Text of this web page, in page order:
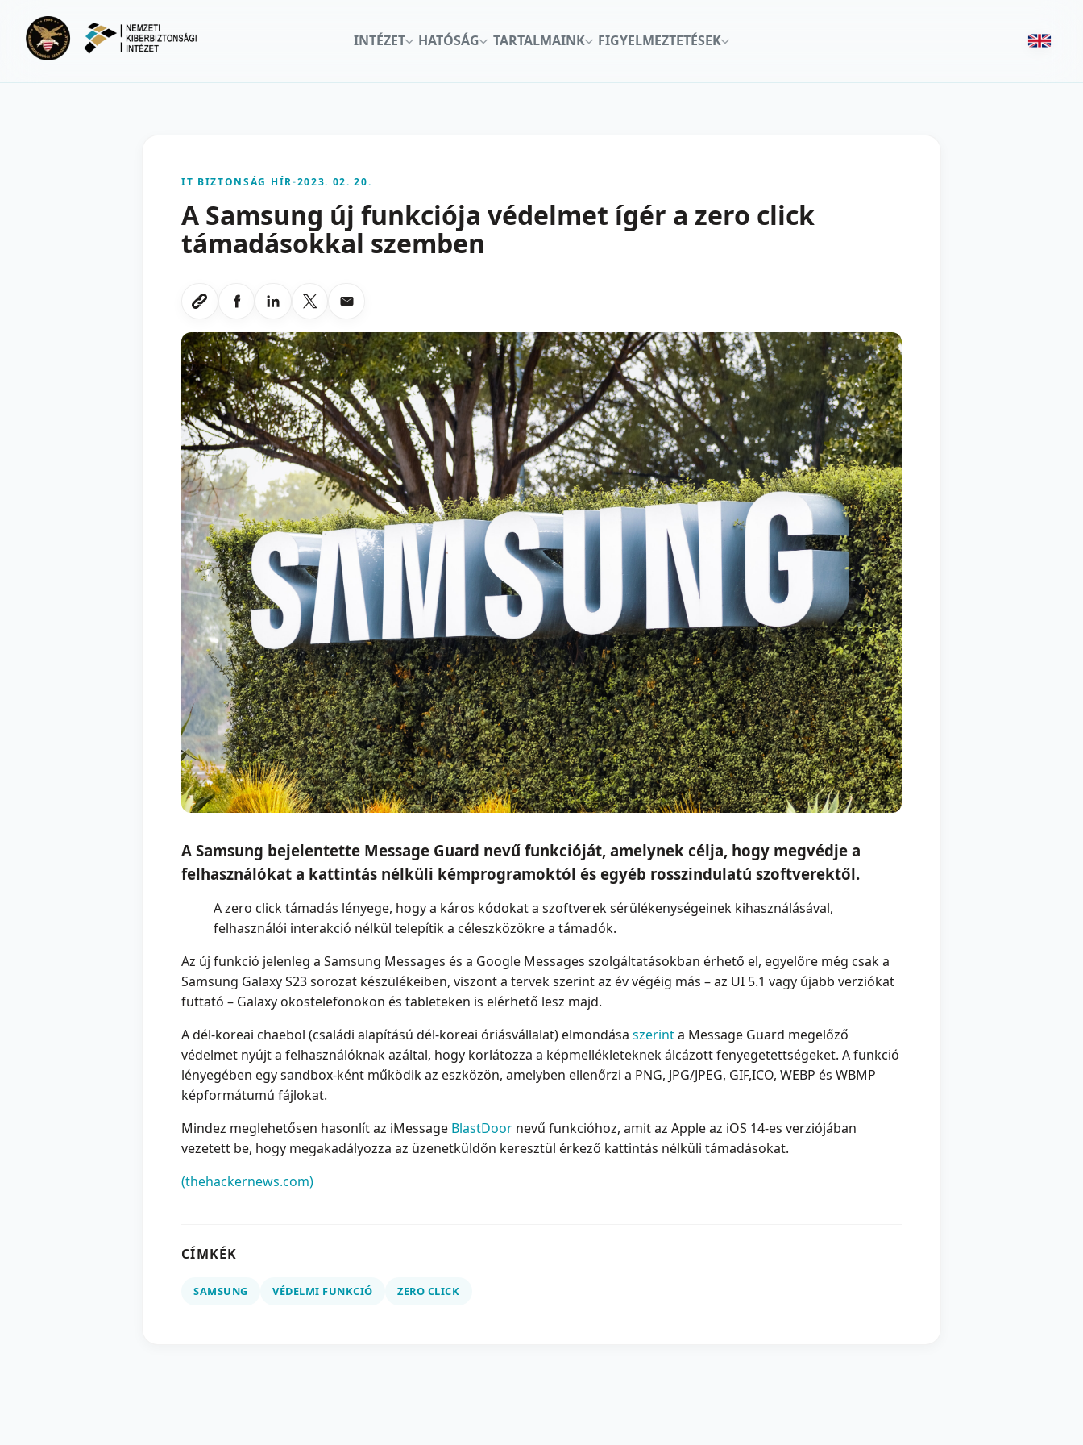
INTÉZET
HATÓSÁG TARTALMAINK FIGYELMEZTETÉSEK
IT BIZTONSÁG HÍR-2023. 02. 20.
A Samsung új funkciója védelmet ígér a zero click
támadásokkal szemben
Link masolasa
Megosztas Facebookon
Megosztas LinkedInen
Megosztas X-en
Megosztas emailben
A Samsung bejelentette Message Guard nevű funkcióját, amelynek célja, hogy megvédje a
felhasználókat a kattintás nélküli kémprogramoktól és egyéb rosszindulatú szoftverektől.
A zero click támadás lényege, hogy a káros kódokat a szoftverek sérülékenységeinek kihasználásával,
felhasználói interakció nélkül telepítik a céleszközökre a támadók.
Az új funkció jelenleg a Samsung Messages és a Google Messages szolgáltatásokban érhető el, egyelőre még csak a
Samsung Galaxy S23 sorozat készülékeiben, viszont a tervek szerint az év végéig más – az UI 5.1 vagy újabb verziókat
futtató – Galaxy okostelefonokon és tableteken is elérhető lesz majd.
A dél-koreai chaebol (családi alapítású dél-koreai óriásvállalat) elmondása szerinta Message Guard megelőző
védelmet nyújt a felhasználóknak azáltal, hogy korlátozza a képmellékleteknek álcázott fenyegetettségeket. A funkció
lényegében egy sandbox-ként működik az eszközön, amelyben ellenőrzi a PNG, JPG/JPEG, GIF,ICO, WEBP és WBMP
képformátumú fájlokat.
Mindez meglehetősen hasonlít az iMessage BlastDoor nevű funkcióhoz, amit az Apple az iOS 14-es verziójában
vezetett be, hogy megakadályozza az üzenetküldőn keresztül érkező kattintás nélküli támadásokat.
(thehackernews.com)
CÍMKÉK
SAMSUNG VÉDELMI FUNKCIÓ ZERO CLICK